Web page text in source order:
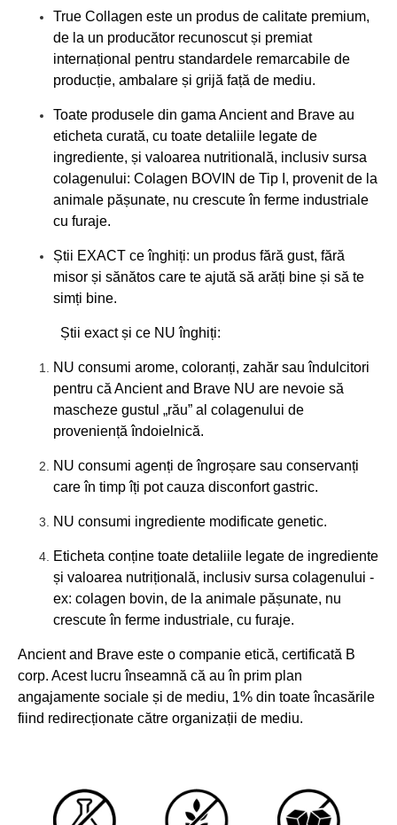
True Collagen este un produs de calitate premium,
de la un producător recunoscut și premiat
internațional pentru standardele remarcabile de
producție, ambalare și grijă față de mediu.
Toate produsele din gama Ancient and Brave au
eticheta curată, cu toate detaliile legate de
ingrediente, și valoarea nutritională, inclusiv sursa
colagenului: Colagen BOVIN de Tip I, provenit de la
animale pășunate, nu crescute în ferme industriale
cu furaje.
Știi EXACT ce înghiți: un produs fără gust, fără
misor și sănătos care te ajută să arăți bine și să te
simți bine.
Știi exact și ce NU înghiți:
NU consumi arome, coloranți, zahăr sau îndulcitori
pentru că Ancient and Brave NU are nevoie să
mascheze gustul „rău” al colagenului de
proveniență îndoielnică.
NU consumi agenți de îngroșare sau conservanți
care în timp îți pot cauza disconfort gastric.
NU consumi ingrediente modificate genetic.
Eticheta conține toate detaliile legate de ingrediente
și valoarea nutrițională, inclusiv sursa colagenului -
ex: colagen bovin, de la animale pășunate, nu
crescute în ferme industriale, cu furaje.
Ancient and Brave este o companie etică, certificată B
corp. Acest lucru înseamnă că au în prim plan
angajamente sociale și de mediu, 1% din toate încasările
fiind redirecționate către organizații de mediu.